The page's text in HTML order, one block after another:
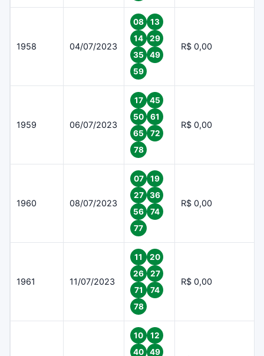
1958 04/07/2023
08
13
14
29
35
49
59
R$ 0,00
1959 06/07/2023
17
45
50
61
65
72
78
R$ 0,00
1960 08/07/2023
07
19
27
36
56
74
77
R$ 0,00
1961 11/07/2023
11
20
26
27
71
74
78
R$ 0,00
10
12
40
49